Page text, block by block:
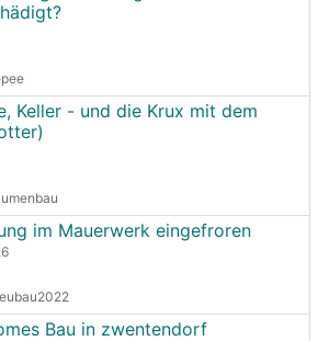
Keller - und die Krux mit dem
im Mauerwerk eingefroren
Bau in zwentendorf